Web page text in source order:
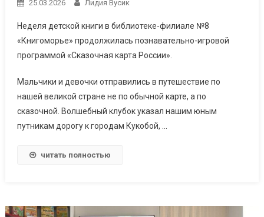
25.03.2026 Лидия Вусик
Неделя детской книги в библиотеке-филиале №8
«Книгоморье» продолжилась познавательно-игровой
программой «Сказочная карта России».
Мальчики и девочки отправились в путешествие по
нашей великой стране не по обычной карте, а по
сказочной. Волшебный клубок указал нашим юным
путникам дорогу к городам Кукобой, …
читать полностью